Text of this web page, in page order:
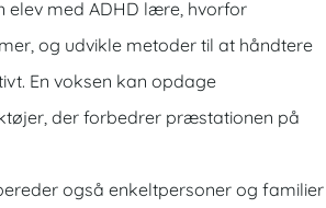
elev med ADHD lære, hvorfor
og udvikle metoder til at håndtere
En voksen kan opdage
der forbedrer præstationen på
også enkeltpersoner og familier